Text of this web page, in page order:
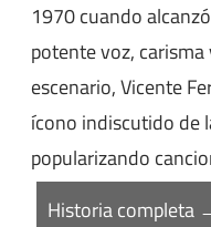
1970 cuando
potente voz, carisma
escenario, Vicente
ícono indiscutido de
popularizando
Historia completa